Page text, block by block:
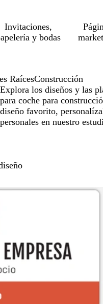
Invitaciones,
y bodas
RaícesConstrucción
Explora los diseños y las
para coche para
diseño favorito,
personales en nuestro